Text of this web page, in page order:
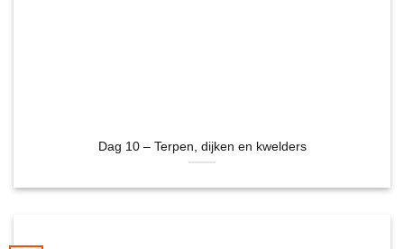
Dag 10 – Terpen, dijken en kwelders